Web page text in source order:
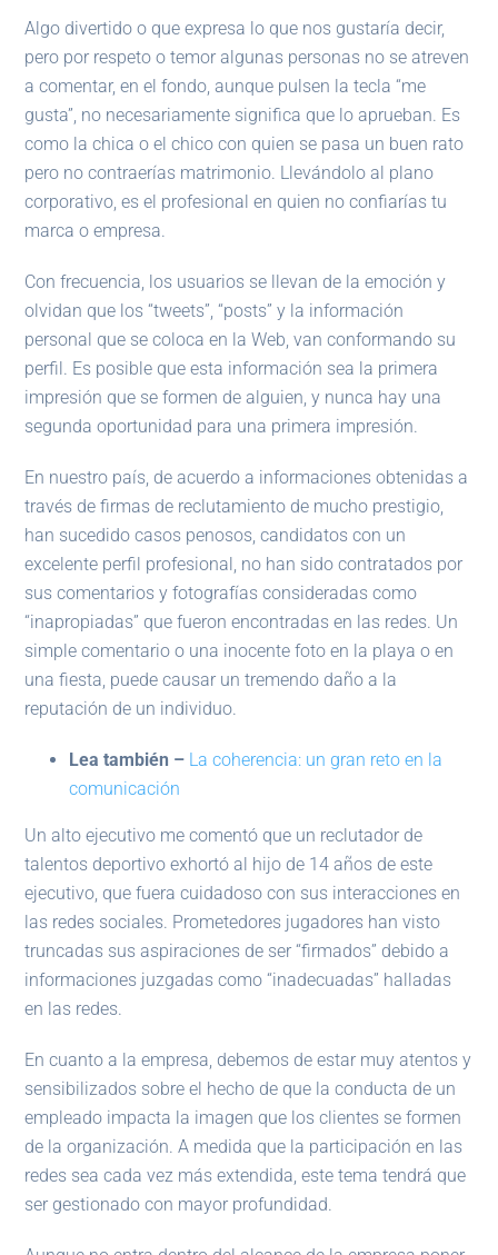
Algo divertido o que expresa lo que nos gustaría decir,
pero por respeto o temor algunas personas no se atreven
a comentar, en el fondo, aunque pulsen la tecla “me
gusta”, no necesariamente significa que lo aprueban. Es
como la chica o el chico con quien se pasa un buen rato
pero no contraerías matrimonio. Llevándolo al plano
corporativo, es el profesional en quien no confiarías tu
marca o empresa.
Con frecuencia, los usuarios se llevan de la emoción y
olvidan que los “tweets”, “posts” y la información
personal que se coloca en la Web, van conformando su
perfil. Es posible que esta información sea la primera
impresión que se formen de alguien, y nunca hay una
segunda oportunidad para una primera impresión.
En nuestro país, de acuerdo a informaciones obtenidas a
través de firmas de reclutamiento de mucho prestigio,
han sucedido casos penosos, candidatos con un
excelente perfil profesional, no han sido contratados por
sus comentarios y fotografías consideradas como
“inapropiadas” que fueron encontradas en las redes. Un
simple comentario o una inocente foto en la playa o en
una fiesta, puede causar un tremendo daño a la
reputación de un individuo.
Lea también – La coherencia: un gran reto en la
comunicación
Un alto ejecutivo me comentó que un reclutador de
talentos deportivo exhortó al hijo de 14 años de este
ejecutivo, que fuera cuidadoso con sus interacciones en
las redes sociales. Prometedores jugadores han visto
truncadas sus aspiraciones de ser “firmados” debido a
informaciones juzgadas como “inadecuadas” halladas
en las redes.
En cuanto a la empresa, debemos de estar muy atentos y
sensibilizados sobre el hecho de que la conducta de un
empleado impacta la imagen que los clientes se formen
de la organización. A medida que la participación en las
redes sea cada vez más extendida, este tema tendrá que
ser gestionado con mayor profundidad.